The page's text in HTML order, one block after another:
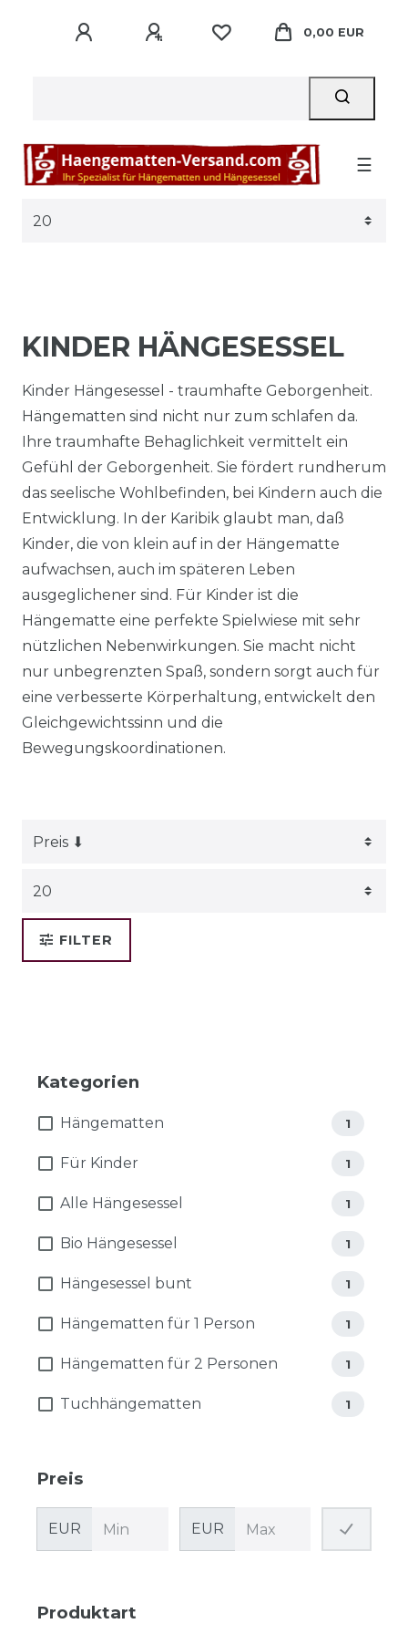
0,00 EUR
☰
KINDER HÄNGESESSEL
Kinder Hängesessel - traumhafte Geborgenheit.
Hängematten sind nicht nur zum schlafen da.
Ihre traumhafte Behaglichkeit vermittelt ein
Gefühl der Geborgenheit. Sie fördert rundherum
das seelische Wohlbefinden, bei Kindern auch die
Entwicklung. In der Karibik glaubt man, daß
Kinder, die von klein auf in der Hängematte
aufwachsen, auch im späteren Leben
ausgeglichener sind. Für Kinder ist die
Hängematte eine perfekte Spielwiese mit sehr
nützlichen Nebenwirkungen. Sie macht nicht
nur unbegrenzten Spaß, sondern sorgt auch für
eine verbesserte Körperhaltung, entwickelt den
Gleichgewichtssinn und die
Bewegungskoordinationen.
FILTER
Kategorien
Hängematten 1
Für Kinder 1
Alle Hängesessel 1
Bio Hängesessel 1
Hängesessel bunt 1
Hängematten für 1 Person 1
Hängematten für 2 Personen 1
Tuchhängematten 1
Preis
EUR EUR
Produktart